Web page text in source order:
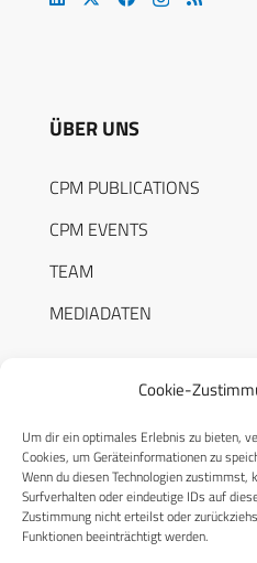
Cookie-
Um dir ein optimales Erlebnis zu bieten,
Cookies, um Geräteinformationen zu
Wenn du diesen Technologien zustimmst,
Surfverhalten oder eindeutige IDs auf
Zustimmung nicht erteilst oder
Funktionen beeinträchtigt werden.
ÜBER UNS
CPM PUBLICATIONS
CPM EVENTS
TEAM
MEDIADATEN
RECHTLICHES
Datenschutzerklärung
Cookie-Richtlinie (EU)